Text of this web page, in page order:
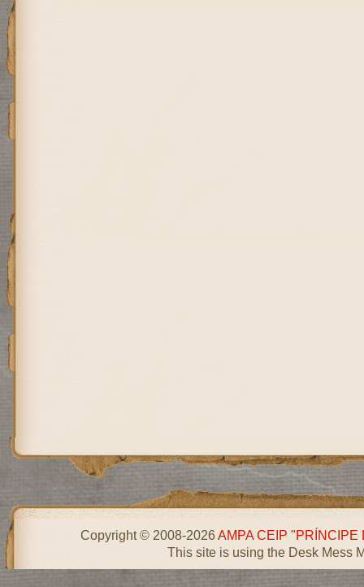
Copyright © 2008-2026AMPA CEIP "PRÍNCIPE
This site is using the Desk Mess